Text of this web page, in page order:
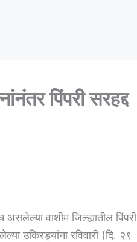
पिंपरी सरहद्द
वाशीम जिल्ह्यातील पिंपरी
उकिरड्यांना रविवारी (दि. २९